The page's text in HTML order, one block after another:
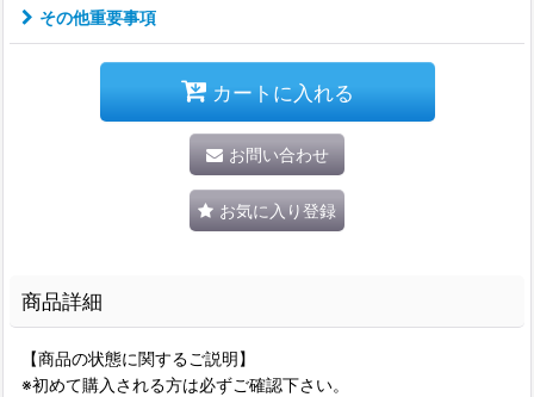
その他重要事項
カートに入れる
お問い合わせ
お気に入り登録
商品詳細
【商品の状態に関するご説明】
※初めて購入される方は必ずご確認下さい。